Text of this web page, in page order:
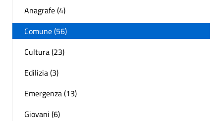
Anagrafe (4)
Comune (56)
Cultura (23)
Edilizia (3)
Emergenza (13)
Giovani (6)